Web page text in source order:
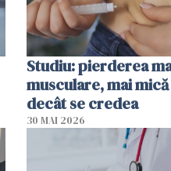
Studiu: pierderea
musculare, mai mică
decât se credea
30 MAI 2026